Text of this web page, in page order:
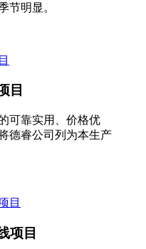
节明显。
目
可靠实用、价格优
德睿公司列为本生产
项目